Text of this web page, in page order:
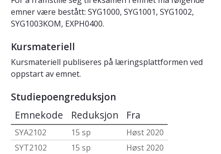
emner være bestått: SYG1000, SYG1001, SYG1002,
SYG1003KOM, EXPH0400.
Kursmateriell
Kursmateriell publiseres på læringsplattformen ved
oppstart av emnet.
Studiepoengreduksjon
Emnekode Reduksjon Fra
SYA2102 15 sp
Høst 2020
SYT2102
15 sp
Høst 2020